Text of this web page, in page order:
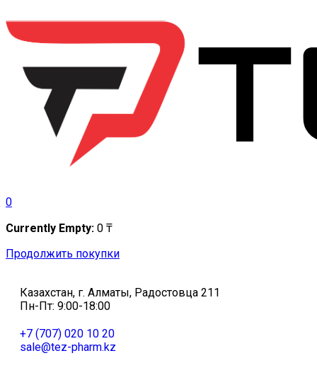
0
Currently Empty: 0 ₸
Продолжить покупки
Казахстан, г. Алматы, Радостовца 211
Пн-Пт: 9:00-18:00
+7 (707) 020 10 20
sale@tez-pharm.kz